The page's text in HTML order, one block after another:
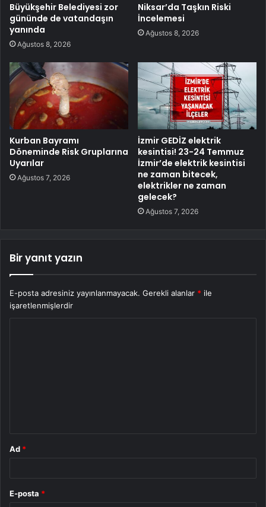
Büyükşehir Belediyesi zor
gününde de vatandaşın
yanında
Ağustos 8, 2026
Niksar’da Taşkın Riski
İncelemesi
Ağustos 8, 2026
Kurban Bayramı
Döneminde Risk Gruplarına
Uyarılar
Ağustos 7, 2026
İzmir GEDİZ elektrik
kesintisi! 23-24 Temmuz
İzmir’de elektrik kesintisi
ne zaman bitecek,
elektrikler ne zaman
gelecek?
Ağustos 7, 2026
Bir yanıt yazın
E-posta adresiniz yayınlanmayacak. Gerekli alanlar * ile
işaretlenmişlerdir
Ad *
E-posta *